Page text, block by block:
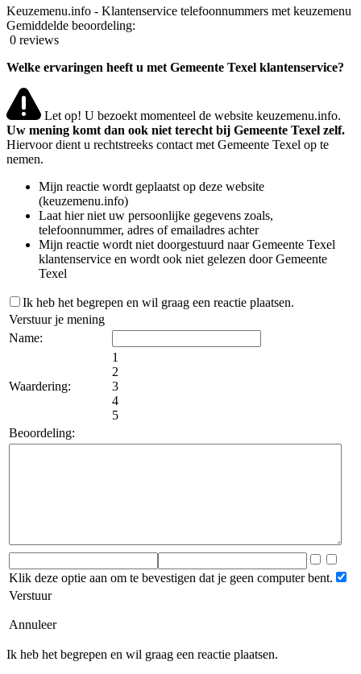
Keuzemenu.info - Klantenservice telefoonnummers met keuzemenu
Gemiddelde beoordeling:
0 reviews
Welke ervaringen heeft u met Gemeente Texel klantenservice?
Let op! U bezoekt momenteel de website keuzemenu.info.
Uw mening komt dan ook niet terecht bij Gemeente Texel zelf.
Hiervoor dient u rechtstreeks contact met Gemeente Texel op te
nemen.
Mijn reactie wordt geplaatst op deze website
(keuzemenu.info)
Laat hier niet uw persoonlijke gegevens zoals,
telefoonnummer, adres of emailadres achter
Mijn reactie wordt niet doorgestuurd naar Gemeente Texel
klantenservice en wordt ook niet gelezen door Gemeente
Texel
Ik heb het begrepen en wil graag een reactie plaatsen.
Verstuur je mening
Name:
Waardering:
1
2
3
4
5
Beoordeling:
Klik deze optie aan om te bevestigen dat je geen computer bent.
Verstuur
Annuleer
Ik heb het begrepen en wil graag een reactie plaatsen.